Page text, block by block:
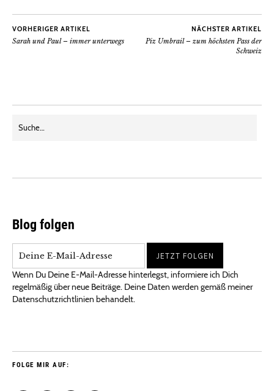
VORHERIGER ARTIKEL
Sarah und Paul – immer unterwegs
NÄCHSTER ARTIKEL
Piz Umbrail – zum höchsten Pass der
Schweiz
Blog folgen
Wenn Du Deine E-Mail-Adresse hinterlegst, informiere ich Dich
regelmäßig über neue Beiträge. Deine Daten werden gemäß meiner
Datenschutzrichtlinien behandelt.
FOLGE MIR AUF: